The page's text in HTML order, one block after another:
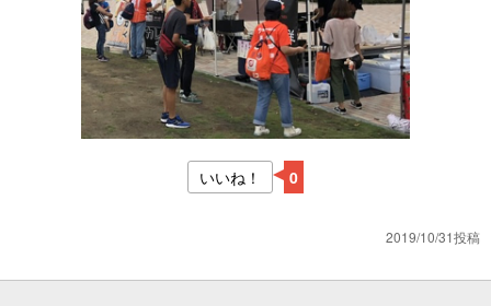
いいね！ 0
2019/10/31投稿